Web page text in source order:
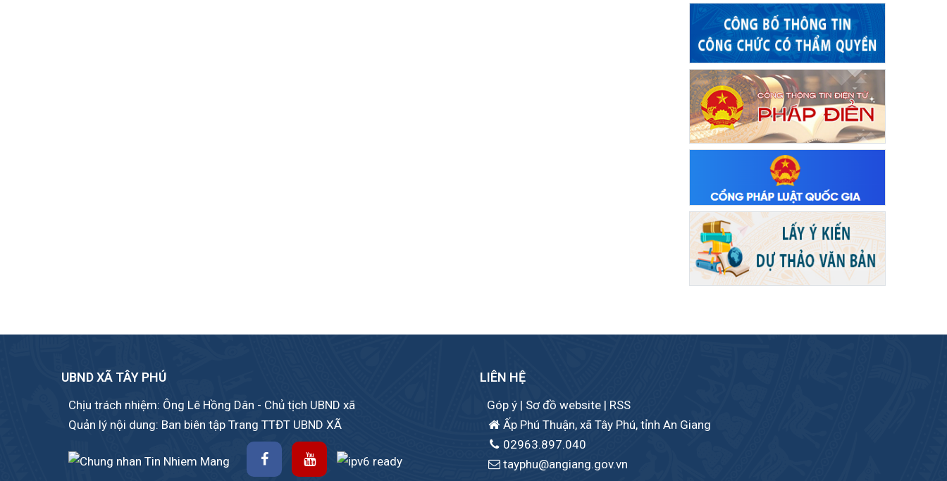
UBND XÃ TÂY PHÚ
Chịu trách nhiệm: Ông Lê Hồng Dân - Chủ tịch UBND xã
Quản lý nội dung: Ban biên tập Trang TTĐT UBND XÃ
LIÊN HỆ
Góp ý | Sơ đồ website | RSS
Ấp Phú Thuận, xã Tây Phú, tỉnh An Giang
02963.897.040
tayphu@angiang.gov.vn